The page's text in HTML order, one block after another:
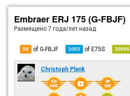
Embraer ERJ 175 (G-FBJF)
Размещено7 года/лет назад
54 of G-FBJF 1003 ofE75S 20696
Christoph Plank